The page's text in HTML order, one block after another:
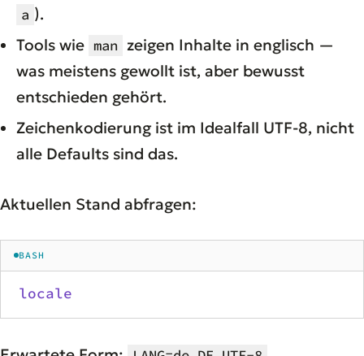
a ).
Tools wie man zeigen Inhalte in englisch —
was meistens gewollt ist, aber bewusst
entschieden gehört.
Zeichenkodierung ist im Idealfall UTF-8, nicht
alle Defaults sind das.
Aktuellen Stand abfragen:
BASH
locale